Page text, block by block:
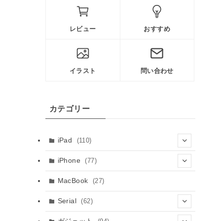
レビュー おすすめ
イラスト 問い合わせ
カテゴリー
iPad (110)
(8)
iPhone (77)
(9)
MacBook (27)
Serial (62)